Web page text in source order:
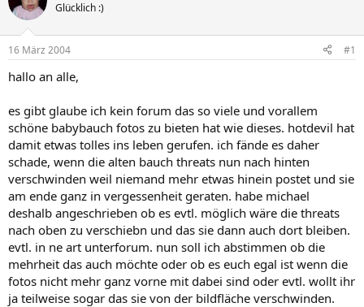
Glücklich :)
16 März 2004 #1
hallo an alle,
es gibt glaube ich kein forum das so viele und vorallem
schöne babybauch fotos zu bieten hat wie dieses. hotdevil hat
damit etwas tolles ins leben gerufen. ich fände es daher
schade, wenn die alten bauch threats nun nach hinten
verschwinden weil niemand mehr etwas hinein postet und sie
am ende ganz in vergessenheit geraten. habe michael
deshalb angeschrieben ob es evtl. möglich wäre die threats
nach oben zu verschiebn und das sie dann auch dort bleiben.
evtl. in ne art unterforum. nun soll ich abstimmen ob die
mehrheit das auch möchte oder ob es euch egal ist wenn die
fotos nicht mehr ganz vorne mit dabei sind oder evtl. wollt ihr
ja teilweise sogar das sie von der bildfläche verschwinden.